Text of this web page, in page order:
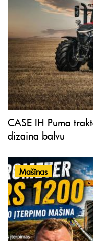
CASE IH Puma
dizaina balvu
Mašīnas